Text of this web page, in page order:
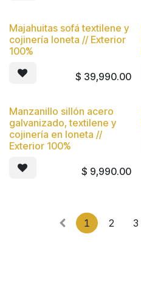
Nuevo
Majahuitas sofá textilene y
cojinería loneta // Exterior
100%
$ 39,990.00
Nuevo
Manzanillo sillón acero
galvanizado, textilene y
cojinería en loneta //
Exterior 100%
$ 9,990.00
1 2 3